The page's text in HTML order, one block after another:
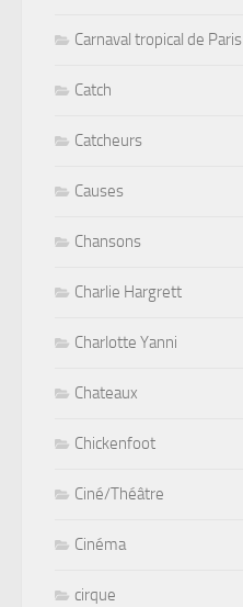
Carnaval tropical de Paris
Catch
Catcheurs
Causes
Chansons
Charlie Hargrett
Charlotte Yanni
Chateaux
Chickenfoot
Ciné/Théâtre
Cinéma
cirque